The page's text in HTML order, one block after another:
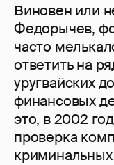
Виновен или
Федорычев,
часто
ответить на
уругвайских
финансовых
это, в 2002
проверка